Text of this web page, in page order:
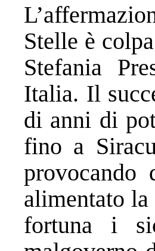
Stelle è
Stefania
Italia. Il
di anni di
fino a
provocando
alimentato la
fortuna i